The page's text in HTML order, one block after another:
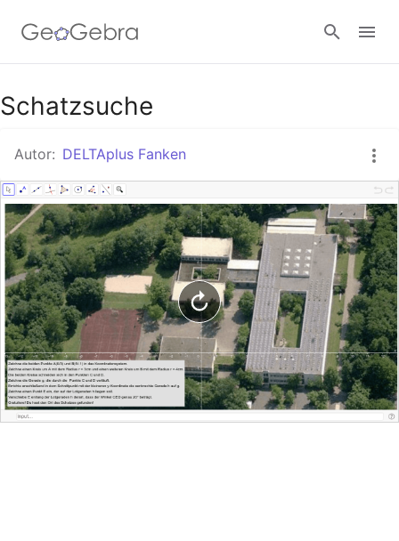
Google Classroom
GeoGebra Classroom
Anmelden
Schatzsuche
Autor: DELTAplus Fanken